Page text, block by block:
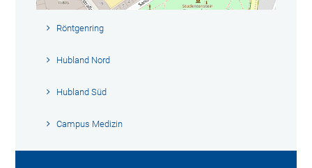
Röntgenring
Hubland Nord
Hubland Süd
Campus Medizin